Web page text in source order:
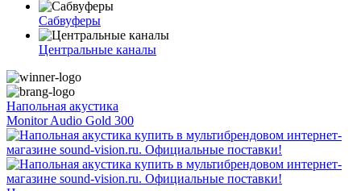
Сабвуферы
Центральные каналы
Напольная акустика
Monitor Audio Gold 300